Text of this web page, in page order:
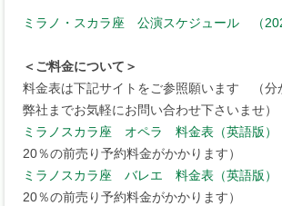
ミラノ・スカラ座 公演スケジュール （
＜ご料金について＞
料金表は下記サイトをご参照願います （分
弊社までお気軽にお問い合わせ下さいませ）
ミラノスカラ座 オペラ 料金表（英語版）
20％の前売り予約料金がかかります）
ミラノスカラ座 バレエ 料金表（英語版）
20％の前売り予約料金がかかります）